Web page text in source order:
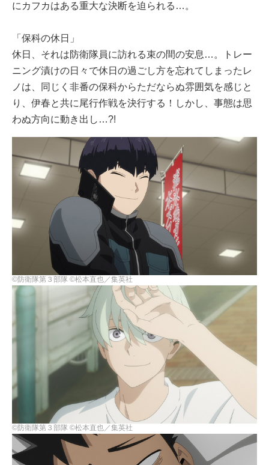
にカフカはある重大な決断を迫られる…。
「保科の休日」
休日、それは防衛隊員に訪れる束の間の安息…。トレー
ニング漬けの日々で休日の過ごし方を忘れてしまったレ
ノは、同じく非番の保科からただならぬ雰囲気を感じと
り、伊春と共に尾行作戦を決行する！しかし、事態は思
わぬ方向に動き出し…?!
©防衛隊第３部隊 ©松本直也／集英社
©防衛隊第３部隊 ©松本直也／集英社